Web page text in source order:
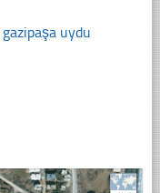
gazipaşa uydu